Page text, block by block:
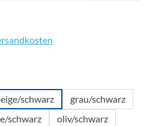
schwarz
grau/schwarz
schwarz
oliv/schwarz